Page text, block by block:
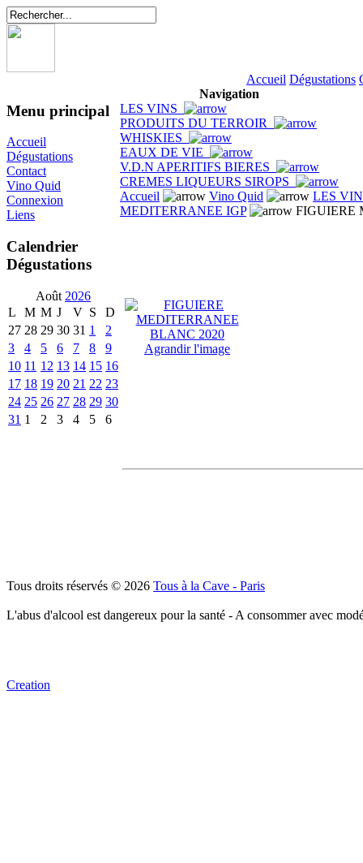
Accueil Dégustations
Menu principal
Accueil
Dégustations
Contact
Vino Quid
Connexion
Liens
Calendrier
Dégustations
Août 2026
L
M M J V S
D
27 28 29 30 31 1
2
3
4 5 6 7 8
9
10 11 12 13 14 15 16
17 18 19 20 21 22 23
24 25 26 27 28 29 30
31 1 2 3 4 5 6
Navigation
LES VINS
PRODUITS DU TERROIR
WHISKIES
EAUX DE VIE
V.D.N APERITIFS BIERES
CREMES LIQUEURS SIROPS
Accueil
Vino Quid
LES
MEDITERRANEE IGP
FIGUIERE
Agrandir l'image
Tous droits réservés © 2026 Tous à la Cave - Paris
L'abus d'alcool est dangereux pour la santé - A consommer avec
Creation